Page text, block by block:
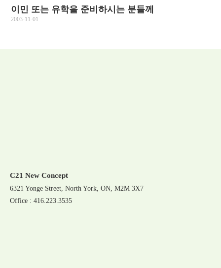
이민 또는 유학을 준비하시는 분들께
2003-11-01
C21 New Concept
6321 Yonge Street, North York, ON, M2M 3X7
Office : 416.223.3535